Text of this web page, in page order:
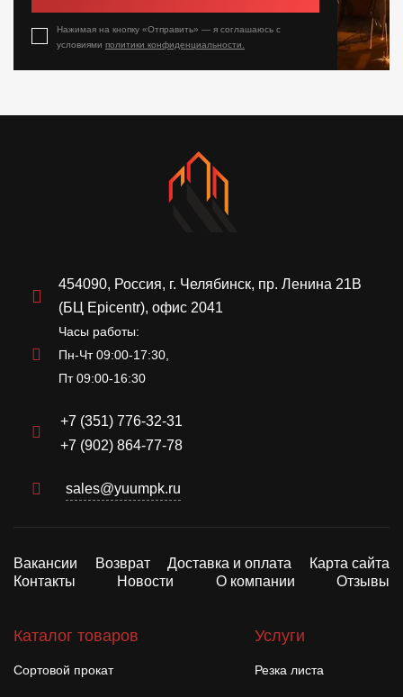
Нажимая на кнопку «Отправить» — я соглашаюсь с
условиями политики конфиденциальности.
454090, Россия, г. Челябинск, пр. Ленина 21В
(БЦ Epicentr), офис 2041
Часы работы:
Пн-Чт 09:00-17:30,
Пт 09:00-16:30
+7 (351) 776-32-31
+7 (902) 864-77-78
sales@yuumpk.ru
Вакансии Возврат Доставка и оплата
Карта сайта
Контакты
Новости О компании Отзывы
Каталог товаров
Сортовой прокат
Услуги
Резка листа